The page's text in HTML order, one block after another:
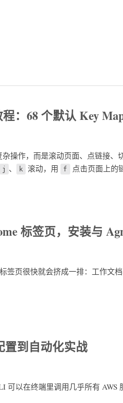
：68 个默认 Key
操作，而是滚动页面、点链接、
j 、 k 滚动，用 f 点击页面上的
标签页，安装与
签页很快就会挤成一排：工作文
置到自动化实战
可以在终端里调用几乎所有